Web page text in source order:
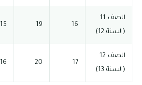
الصف 11
(السنة 12)
16
19
15
الصف 12
(السنة 13)
17
20
16